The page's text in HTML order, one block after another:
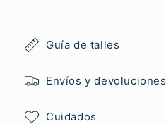
Guía de talles
Envíos y devoluciones
Cuidados